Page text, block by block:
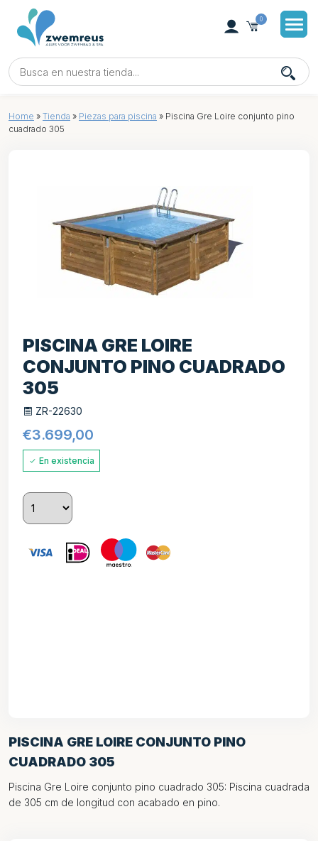
0
Home » Tienda » Piezas para piscina » Piscina Gre Loire conjunto pino
cuadrado 305
PISCINA GRE LOIRE CONJUNTO PINO
CUADRADO 305
Piscina Gre Loire conjunto pino cuadrado 305: Piscina cuadrada
de 305 cm de longitud con acabado en pino.
PISCINA GRE LOIRE
CONJUNTO PINO CUADRADO
305
ZR-22630
€3.699,00
En existencia